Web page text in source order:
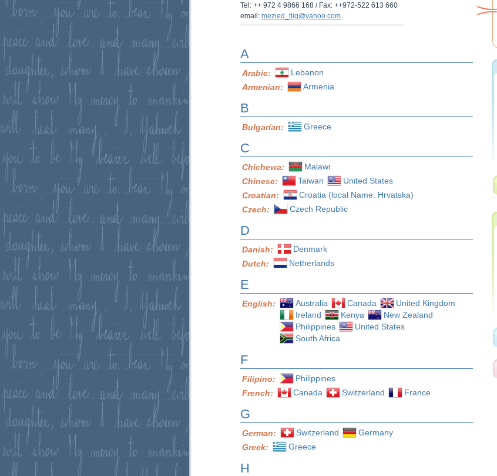
Tel: ++ 972 4 9866 168 / Fax: ++972-522 613 660
email: mezied_tlig@yahoo.com
A
Arabic:
Lebanon
Armenian:
Armenia
B
Bulgarian: Greece
C
Chichewa:
Malawi
Chinese:
Taiwan
United States
Croatian:
Croatia (local Name: Hrvatska)
Czech:
Czech Republic
D
Danish:
Denmark
Dutch:
Netherlands
E
English: Australia Canada
United Kingdom
Ireland
Kenya
New Zealand
Philippines
United States
South Africa
F
Filipino:
Philippines
French:
Canada Switzerland France
G
German: Switzerland
Germany
Greek:
Greece
H